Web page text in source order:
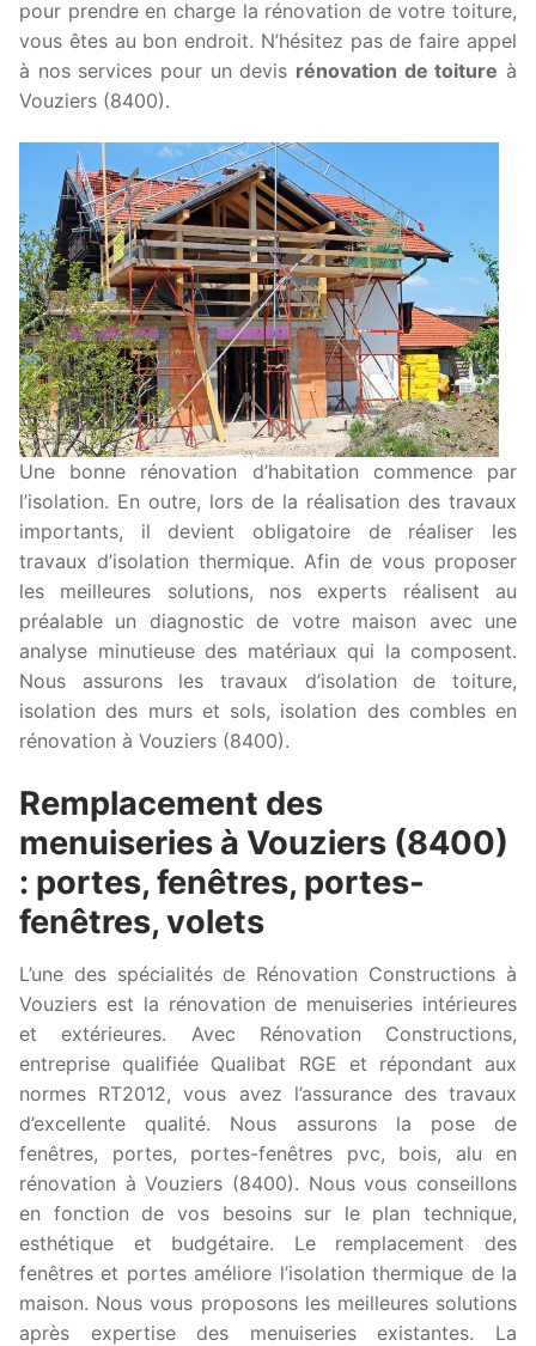
pour prendre en charge la rénovation de votre toiture,
vous êtes au bon endroit. N’hésitez pas de faire appel
à nos services pour un devis rénovation de toiture à
Vouziers (8400).
Une bonne rénovation d’habitation commence par
l’isolation. En outre, lors de la réalisation des travaux
importants, il devient obligatoire de réaliser les
travaux d’isolation thermique. Afin de vous proposer
les meilleures solutions, nos experts réalisent au
préalable un diagnostic de votre maison avec une
analyse minutieuse des matériaux qui la composent.
Nous assurons les travaux d’isolation de toiture,
isolation des murs et sols, isolation des combles en
rénovation à Vouziers (8400).
Remplacement des
menuiseries à Vouziers (8400)
: portes, fenêtres, portes-
fenêtres, volets
L’une des spécialités de Rénovation Constructions à
Vouziers est la rénovation de menuiseries intérieures
et extérieures. Avec Rénovation Constructions,
entreprise qualifiée Qualibat RGE et répondant aux
normes RT2012, vous avez l’assurance des travaux
d’excellente qualité. Nous assurons la pose de
fenêtres, portes, portes-fenêtres pvc, bois, alu en
rénovation à Vouziers (8400). Nous vous conseillons
en fonction de vos besoins sur le plan technique,
esthétique et budgétaire. Le remplacement des
fenêtres et portes améliore l’isolation thermique de la
maison. Nous vous proposons les meilleures solutions
après expertise des menuiseries existantes. La